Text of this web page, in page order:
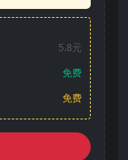
5.8元
免费
免费